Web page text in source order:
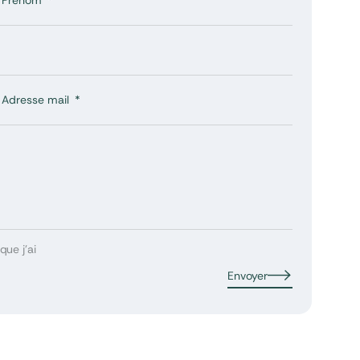
ne
ne
Adresse mail
j’ai
Envoyer